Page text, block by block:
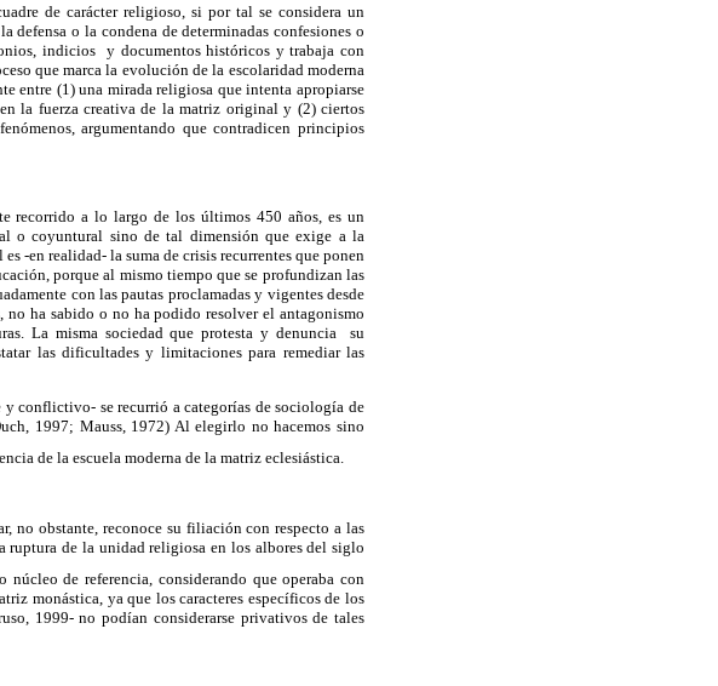
de carácter religioso, si por tal se considera un
o la condena de determinadas confesiones o
indicios y documentos históricos y trabaja con
que marca la evolución de la escolaridad moderna
entre (1) una mirada religiosa que intenta apropiarse
la fuerza creativa de la matriz original y (2) ciertos
argumentando que contradicen principios
recorrido a lo largo de los últimos 450 años, es un
o coyuntural sino de tal dimensión que exige a la
-en realidad- la suma de crisis recurrentes que ponen
porque al mismo tiempo que se profundizan las
con las pautas proclamadas y vigentes desde
no ha sabido o no ha podido resolver el antagonismo
La misma sociedad que protesta y denuncia su
las dificultades y limitaciones para remediar las
conflictivo- se recurrió a categorías de sociología de
1997; Mauss, 1972) Al elegirlo no hacemos sino
de la escuela moderna de la matriz eclesiástica.
no obstante, reconoce su filiación con respecto a las
ruptura de la unidad religiosa en los albores del siglo
núcleo de referencia, considerando que operaba con
monástica, ya que los caracteres específicos de los
1999- no podían considerarse privativos de tales